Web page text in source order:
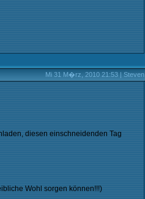
Mi 31 M�rz, 2010 21:53 | Steven
diesen einschneidenden Tag
Wohl sorgen können!!!)